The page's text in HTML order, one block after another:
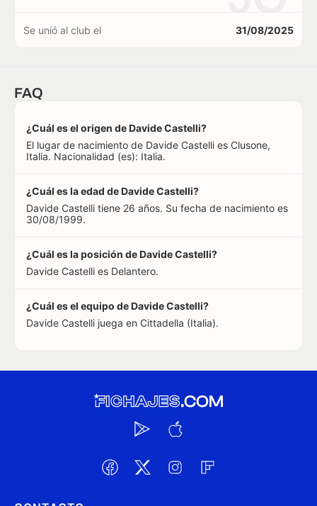
Se unió al club el 31/08/2025
FAQ
¿Cuál es el origen de Davide Castelli?
El lugar de nacimiento de Davide Castelli es Clusone,
Italia. Nacionalidad (es): Italia.
¿Cuál es la edad de Davide Castelli?
Davide Castelli tiene 26 años. Su fecha de nacimiento es
30/08/1999.
¿Cuál es la posición de Davide Castelli?
Davide Castelli es Delantero.
¿Cuál es el equipo de Davide Castelli?
Davide Castelli juega en Cittadella (Italia).